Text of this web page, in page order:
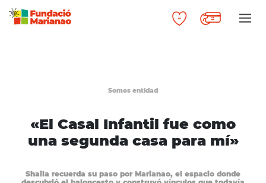
Somos entidad
«El Casal Infantil fue como
una segunda casa para mí»
Shaila recuerda su paso por Marianao, el espacio donde